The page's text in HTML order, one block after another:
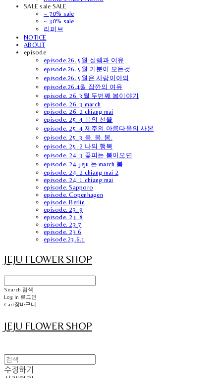
SALE sale SALE
~ 70% sale
~ 30% sale
리퍼브
NOTICE
ABOUT
episode
episode.26. 5월 설렘과 여유
episode.26. 5월 기분이 모든것
episode.26. 5월은 사랑이야의
episode.26.4월 잠깐의 여유
episode. 26. 3월 두번째 봄이야기
episode. 26. 3 march
episode. 26. 2 chiang mai
episode. 25. 4 봄의 선율
episode. 25. 4 제주의 아름다움의 사본
episode. 25. 3 봄. 봄. 봄.
episode. 25. 2 나의 행복
episode. 24. 3 꽃피는 봄이오면
episode. 24. jeju 는 march 봄
episode. 24. 2 chiang mai 2
episode. 24. 1 chiang mai
episode. Sapporo
episode. Copenhagen
episode. Berlin
episode. 23. 9
episode. 23. 8
episode. 23.7
episode. 23.6
episode.23.6.1
JEJU FLOWER SHOP
Search 검색
Log In 로그인
Cart장바구니
JEJU FLOWER SHOP
수정하기